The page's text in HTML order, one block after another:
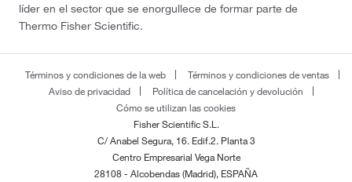
líder en el sector que se enorgullece de formar parte de
Thermo Fisher Scientific.
Términos y condiciones de la web
Términos y condiciones de ventas
Aviso de privacidad
Política de cancelación y devolución
Cómo se utilizan las cookies
Fisher Scientific S.L.
C/ Anabel Segura, 16. Edif.2. Planta 3
Centro Empresarial Vega Norte
28108 - Alcobendas (Madrid), ESPAÑA